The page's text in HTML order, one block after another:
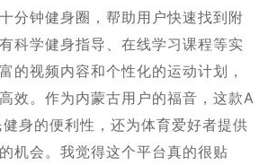
分钟健身圈，帮助用户快速找到附
科学健身指导、在线学习课程等实
的视频内容和个性化的运动计划，
效。作为内蒙古用户的福音，这款A
身的便利性，还为体育爱好者提供
机会。我觉得这个平台真的很贴